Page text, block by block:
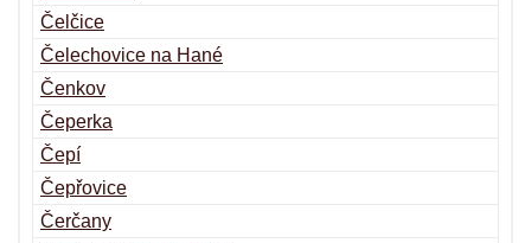
Čelčice
Čelechovice na Hané
Čenkov
Čeperka
Čepí
Čepřovice
Čerčany